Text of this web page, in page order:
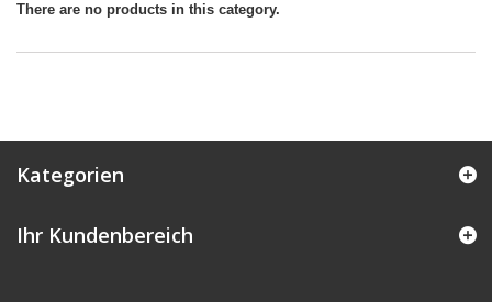
There are no products in this category.
Kategorien
Ihr Kundenbereich